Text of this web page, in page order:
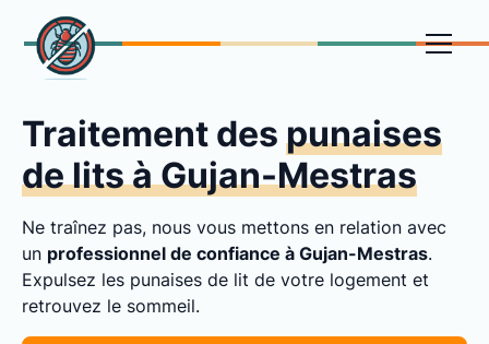
Traitement des punaises
de lits à Gujan-Mestras
Ne traînez pas, nous vous mettons en relation avec
un professionnel de confiance à Gujan-Mestras.
Expulsez les punaises de lit de votre logement et
retrouvez le sommeil.